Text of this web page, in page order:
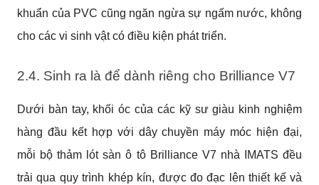
khuẩn của PVC cũng ngăn ngừa sự ngấm nước, không
cho các vi sinh vật có điều kiện phát triển.
2.4. Sinh ra là để dành riêng cho Brilliance V7
Dưới bàn tay, khối óc của các kỹ sư giàu kinh nghiệm
hàng đầu kết hợp với dây chuyền máy móc hiện đại,
mỗi bộ thảm lót sàn ô tô Brilliance V7 nhà IMATS đều
trải qua quy trình khép kín, được đo đạc lên thiết kế và